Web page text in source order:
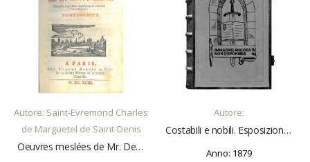
AGGIUNGI AL CARRELLO
Autore: Saint-Evremond Charles
de Marguetel de Saint-Denis
Oeuvres meslées de Mr. De Sainte Evremont. Nouvelle impression augmentée de plusieurs pièces curieuses
AGGIUNGI AL CARRELLO
Autore:
Costabili e nobili. Esposizione internazionale equina di Parigi, 1878
Anno: 1879